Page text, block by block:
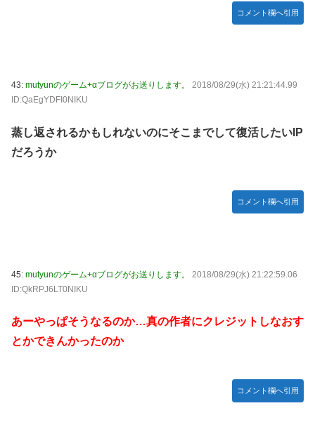
コメント欄へ引用
43: mutyunのゲーム+αブログがお送りします。
2018/08/29(水) 21:21:44.99
ID:QaEgYDFI0NIKU
蒸し返されるかもしれないのにそこまでして復活したいIP
だろうか
コメント欄へ引用
45: mutyunのゲーム+αブログがお送りします。
2018/08/29(水) 21:22:59.06
ID:QkRPJ6LT0NIKU
あーやっぱそうなるのか…真の作者にクレジットしなおす
とかできんかったのか
コメント欄へ引用